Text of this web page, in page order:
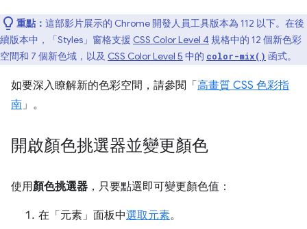
重點： 這部影片展示的 Chrome 開發人員工具版本為 112 以下。在後
續版本中，「Styles」 窗格支援 CSS Color Level 4 規格中的 12 個新色彩
空間和 7 個新色域，以及 CSS Color Level 5 中的 color-mix() 函式。
如要深入瞭解新的色彩空間，請參閱「 高畫質 CSS 色彩指
南」。
開啟顏色挑選器並變更顏色
使用顏色挑選器 ，只要點選即可變更顏色值：
在「元素」 面板中選取元素。